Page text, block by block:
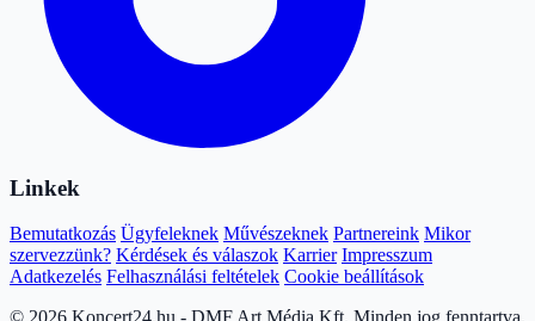
Linkek
Bemutatkozás Ügyfeleknek Művészeknek Partnereink Mikor
szervezzünk? Kérdések és válaszok Karrier Impresszum
Adatkezelés Felhasználási feltételek Cookie beállítások